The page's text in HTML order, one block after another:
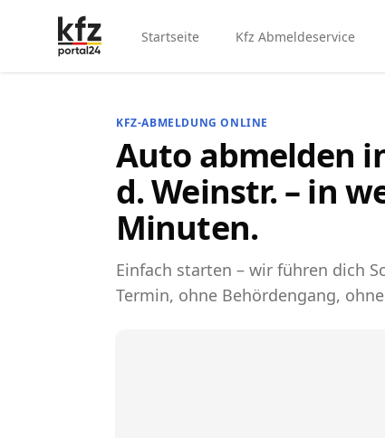
Startseite Kfz Abmeldeservice
KFZ-ABMELDUNG ONLINE
Auto abmelden
d. Weinstr. – in
Minuten.
Einfach starten – wir führen dich
Termin, ohne Behördengang,